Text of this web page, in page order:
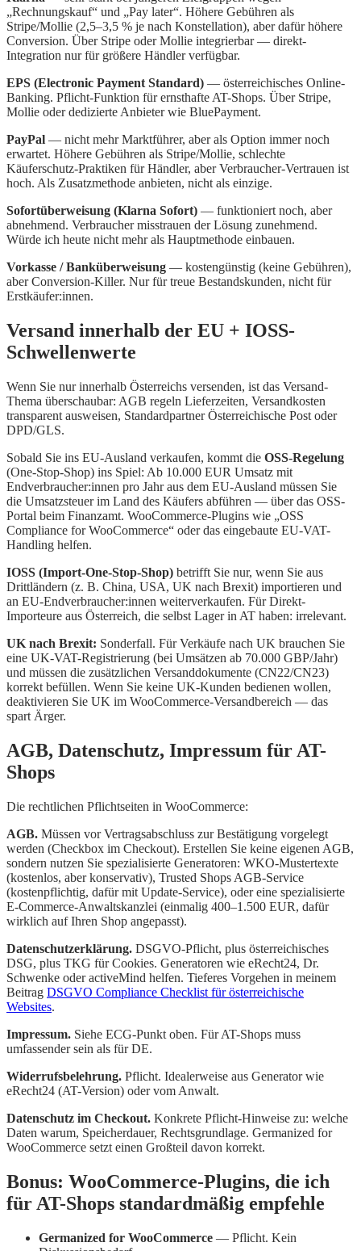
„Rechnungskauf“ und „Pay later“. Höhere Gebühren als
Stripe/Mollie (2,5–3,5 % je nach Konstellation), aber dafür höhere
Conversion. Über Stripe oder Mollie integrierbar — direkt-
Integration nur für größere Händler verfügbar.
EPS (Electronic Payment Standard) — österreichisches Online-
Banking. Pflicht-Funktion für ernsthafte AT-Shops. Über Stripe,
Mollie oder dedizierte Anbieter wie BluePayment.
PayPal — nicht mehr Marktführer, aber als Option immer noch
erwartet. Höhere Gebühren als Stripe/Mollie, schlechte
Käuferschutz-Praktiken für Händler, aber Verbraucher-Vertrauen ist
hoch. Als Zusatzmethode anbieten, nicht als einzige.
Sofortüberweisung (Klarna Sofort) — funktioniert noch, aber
abnehmend. Verbraucher misstrauen der Lösung zunehmend.
Würde ich heute nicht mehr als Hauptmethode einbauen.
Vorkasse / Banküberweisung — kostengünstig (keine Gebühren),
aber Conversion-Killer. Nur für treue Bestandskunden, nicht für
Erstkäufer:innen.
Versand innerhalb der EU + IOSS-
Schwellenwerte
Wenn Sie nur innerhalb Österreichs versenden, ist das Versand-
Thema überschaubar: AGB regeln Lieferzeiten, Versandkosten
transparent ausweisen, Standardpartner Österreichische Post oder
DPD/GLS.
Sobald Sie ins EU-Ausland verkaufen, kommt die OSS-Regelung
(One-Stop-Shop) ins Spiel: Ab 10.000 EUR Umsatz mit
Endverbraucher:innen pro Jahr aus dem EU-Ausland müssen Sie
die Umsatzsteuer im Land des Käufers abführen — über das OSS-
Portal beim Finanzamt. WooCommerce-Plugins wie „OSS
Compliance for WooCommerce“ oder das eingebaute EU-VAT-
Handling helfen.
IOSS (Import-One-Stop-Shop) betrifft Sie nur, wenn Sie aus
Drittländern (z. B. China, USA, UK nach Brexit) importieren und
an EU-Endverbraucher:innen weiterverkaufen. Für Direkt-
Importeure aus Österreich, die selbst Lager in AT haben: irrelevant.
UK nach Brexit: Sonderfall. Für Verkäufe nach UK brauchen Sie
eine UK-VAT-Registrierung (bei Umsätzen ab 70.000 GBP/Jahr)
und müssen die zusätzlichen Versanddokumente (CN22/CN23)
korrekt befüllen. Wenn Sie keine UK-Kunden bedienen wollen,
deaktivieren Sie UK im WooCommerce-Versandbereich — das
spart Ärger.
AGB, Datenschutz, Impressum für AT-
Shops
Die rechtlichen Pflichtseiten in WooCommerce:
AGB. Müssen vor Vertragsabschluss zur Bestätigung vorgelegt
werden (Checkbox im Checkout). Erstellen Sie keine eigenen AGB,
sondern nutzen Sie spezialisierte Generatoren: WKO-Mustertexte
(kostenlos, aber konservativ), Trusted Shops AGB-Service
(kostenpflichtig, dafür mit Update-Service), oder eine spezialisierte
E-Commerce-Anwaltskanzlei (einmalig 400–1.500 EUR, dafür
wirklich auf Ihren Shop angepasst).
Datenschutzerklärung. DSGVO-Pflicht, plus österreichisches
DSG, plus TKG für Cookies. Generatoren wie eRecht24, Dr.
Schwenke oder activeMind helfen. Tieferes Vorgehen in meinem
Beitrag DSGVO Compliance Checklist für österreichische
Websites.
Impressum. Siehe ECG-Punkt oben. Für AT-Shops muss
umfassender sein als für DE.
Widerrufsbelehrung. Pflicht. Idealerweise aus Generator wie
eRecht24 (AT-Version) oder vom Anwalt.
Datenschutz im Checkout. Konkrete Pflicht-Hinweise zu: welche
Daten warum, Speicherdauer, Rechtsgrundlage. Germanized for
WooCommerce setzt einen Großteil davon korrekt.
Bonus: WooCommerce-Plugins, die ich
für AT-Shops standardmäßig empfehle
Germanized for WooCommerce — Pflicht. Kein